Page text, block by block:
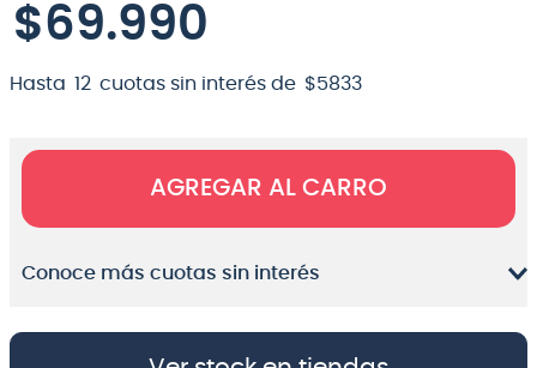
$69.990
Hasta 12 cuotas sin interés de $5833
AGREGAR AL CARRO
Conoce más cuotas sin interés
8 .
micrófono
bateria